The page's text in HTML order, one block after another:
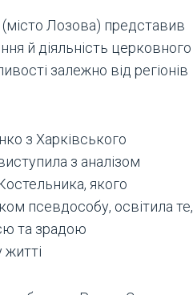
Лозова) представив
й діяльність церковного
залежно від регіонів
з Харківського
з аналізом
якого
псевдособу, освітила те,
та зрадою